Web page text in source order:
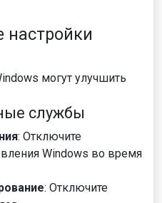
настройки
могут улучшить
службы
: Отключите
Windows во время
: Отключите